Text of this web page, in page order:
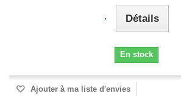
Détails
En stock
Ajouter à ma liste d'envies